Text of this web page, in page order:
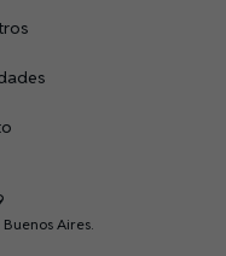
Aires.